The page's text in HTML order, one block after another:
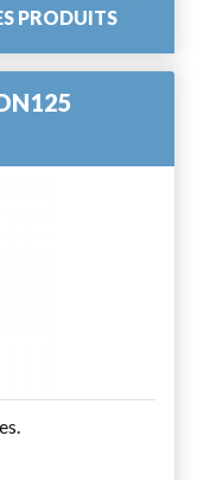
PRODUITS